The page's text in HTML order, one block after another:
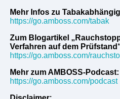
Mehr Infos zu
https://go.amboss.com/tabak
Zum Blogartikel
Verfahren auf dem
https://go.amboss.com/
Mehr zum AMBOSS-Podcast:
https://go.amboss.com/podcast